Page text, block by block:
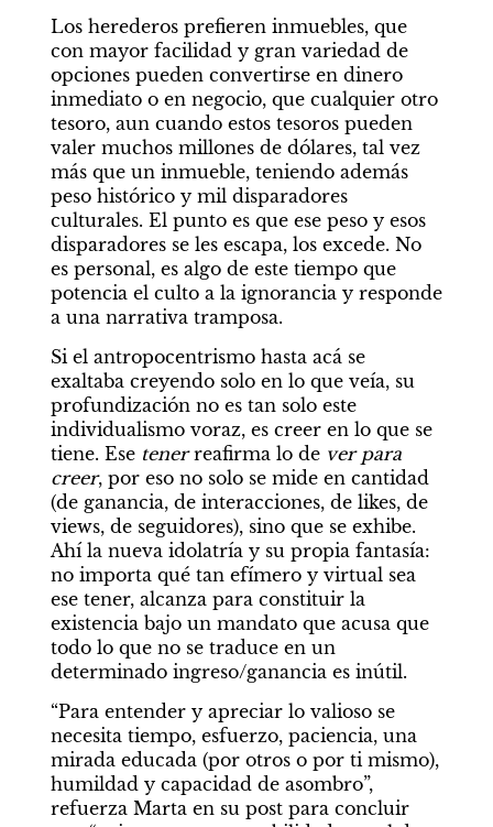
Los herederos prefieren inmuebles, que
con mayor facilidad y gran variedad de
opciones pueden convertirse en dinero
inmediato o en negocio, que cualquier otro
tesoro, aun cuando estos tesoros pueden
valer muchos millones de dólares, tal vez
más que un inmueble, teniendo además
peso histórico y mil disparadores
culturales. El punto es que ese peso y esos
disparadores se les escapa, los excede. No
es personal, es algo de este tiempo que
potencia el culto a la ignorancia y responde
a una narrativa tramposa.
Si el antropocentrismo hasta acá se
exaltaba creyendo solo en lo que veía, su
profundización no es tan solo este
individualismo voraz, es creer en lo que se
tiene. Ese tener reafirma lo de ver para
creer, por eso no solo se mide en cantidad
(de ganancia, de interacciones, de likes, de
views, de seguidores), sino que se exhibe.
Ahí la nueva idolatría y su propia fantasía:
no importa qué tan efímero y virtual sea
ese tener, alcanza para constituir la
existencia bajo un mandato que acusa que
todo lo que no se traduce en un
determinado ingreso/ganancia es inútil.
“Para entender y apreciar lo valioso se
necesita tiempo, esfuerzo, paciencia, una
mirada educada (por otros o por ti mismo),
humildad y capacidad de asombro”,
refuerza Marta en su post para concluir